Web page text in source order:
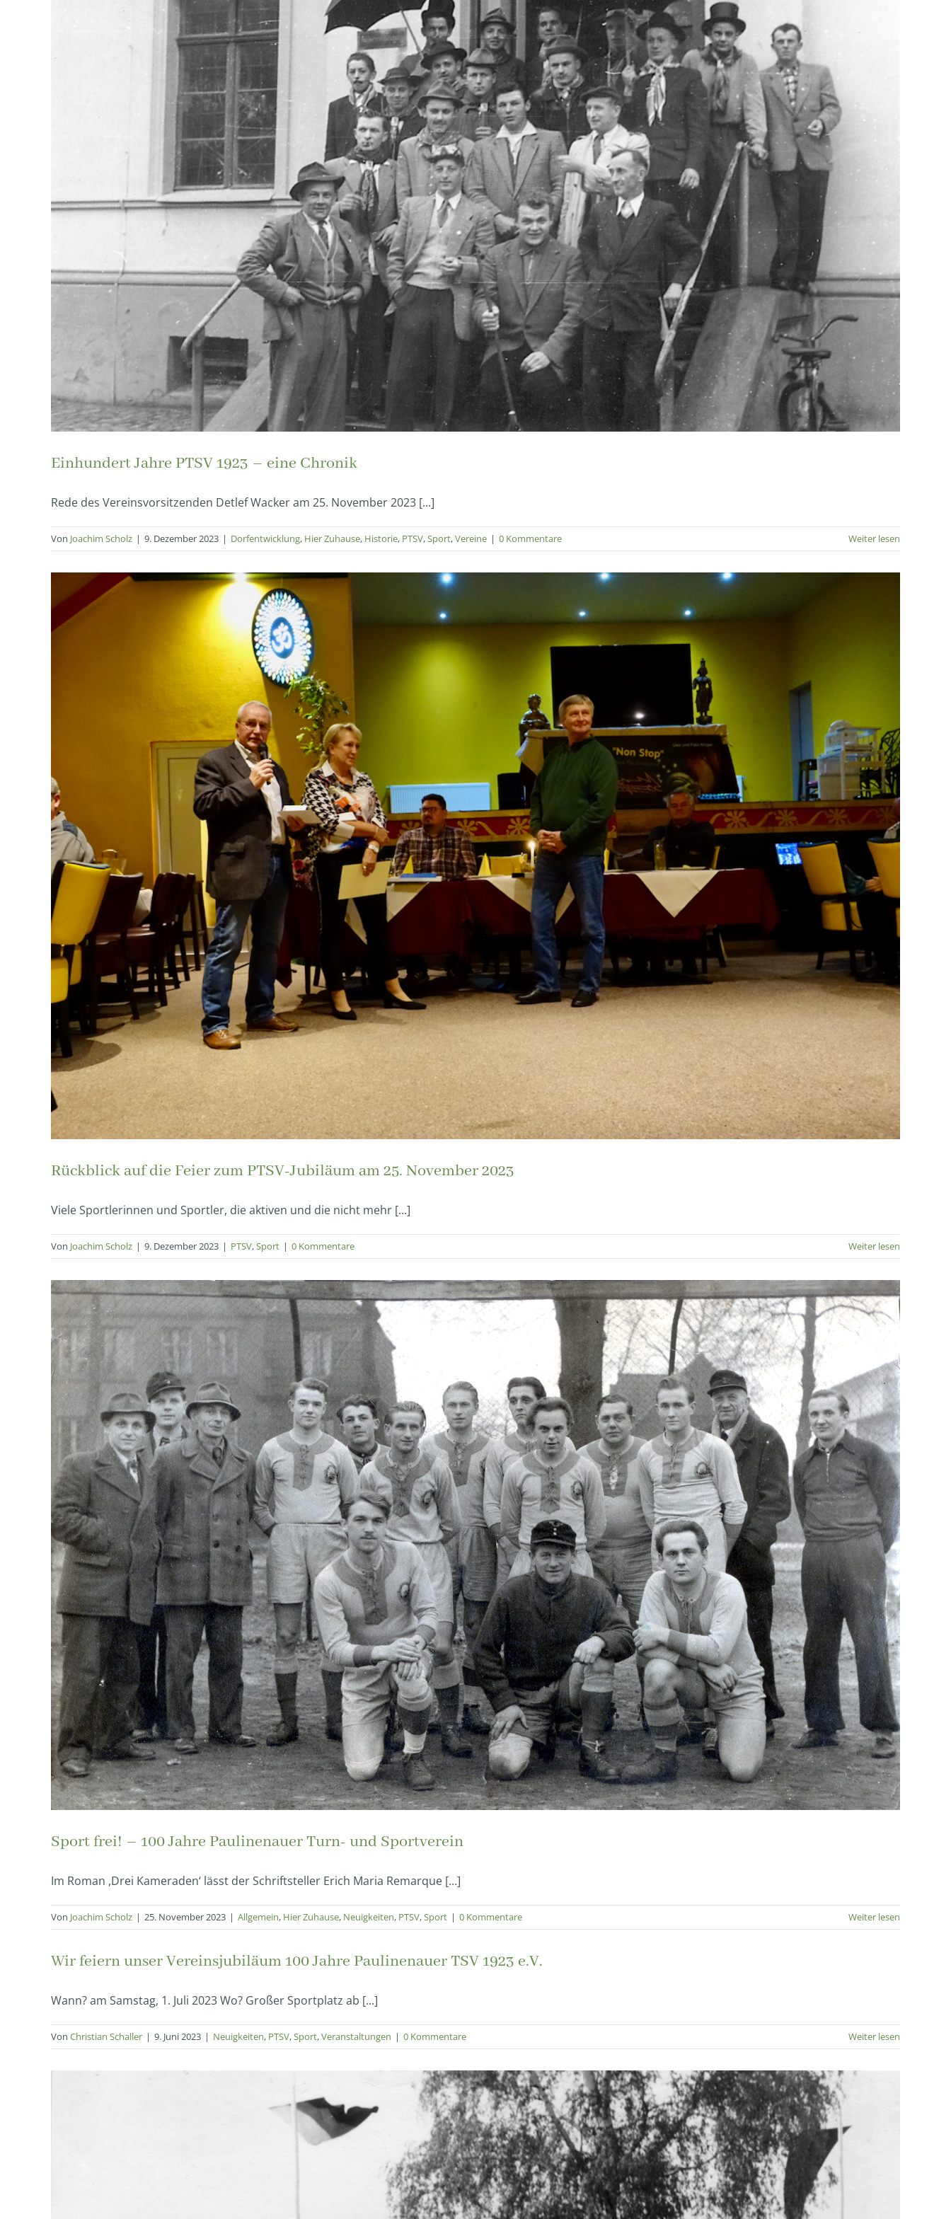
Einhundert Jahre PTSV 1923 – eine Chronik
Rede des Vereinsvorsitzenden Detlef Wacker am 25. November 2023 [...]
Von Joachim Scholz | 9. Dezember 2023 | Dorfentwicklung, Hier Zuhause, Historie, PTSV,Sport,Vereine | 0 Kommentare Weiter lesen
Rückblick auf die Feier zum PTSV-Jubiläum am 25. November 2023
Viele Sportlerinnen und Sportler, die aktiven und die nicht mehr [...]
Von Joachim Scholz | 9. Dezember 2023 | PTSV,Sport | 0 Kommentare Weiter lesen
Sport frei! – 100 Jahre Paulinenauer Turn- und Sportverein
Im Roman ,Drei Kameraden‘ lässt der Schriftsteller Erich Maria Remarque [...]
Von Joachim Scholz | 25. November 2023 | Allgemein, Hier Zuhause, Neuigkeiten, PTSV,Sport | 0 Kommentare Weiter lesen
Wir feiern unser Vereinsjubiläum 100 Jahre Paulinenauer TSV 1923 e.V.
Wann? am Samstag, 1. Juli 2023 Wo? Großer Sportplatz ab [...]
Von Christian Schaller | 9. Juni 2023 | Neuigkeiten, PTSV,Sport,Veranstaltungen | 0 Kommentare Weiter lesen